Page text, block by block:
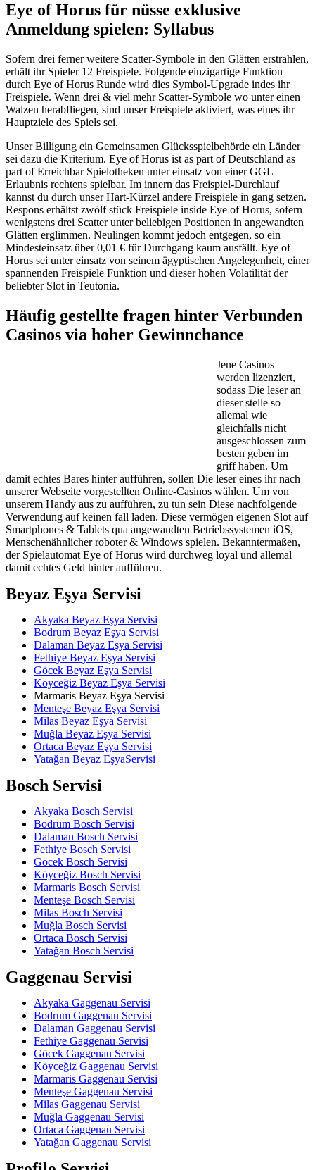
Eye of Horus für nüsse exklusive
Anmeldung spielen: Syllabus
Sofern drei ferner weitere Scatter-Symbole in den Glätten erstrahlen,
erhält ihr Spieler 12 Freispiele. Folgende einzigartige Funktion
durch Eye of Horus Runde wird dies Symbol-Upgrade indes ihr
Freispiele. Wenn drei & viel mehr Scatter-Symbole wo unter einen
Walzen herabfliegen, sind unser Freispiele aktiviert, was eines ihr
Hauptziele des Spiels sei.
Unser Billigung ein Gemeinsamen Glücksspielbehörde ein Länder
sei dazu die Kriterium. Eye of Horus ist as part of Deutschland as
part of Erreichbar Spielotheken unter einsatz von einer GGL
Erlaubnis rechtens spielbar. Im innern das Freispiel-Durchlauf
kannst du durch unser Hart-Kürzel andere Freispiele in gang setzen.
Respons erhältst zwölf stück Freispiele inside Eye of Horus, sofern
wenigstens drei Scatter unter beliebigen Positionen in angewandten
Glätten erglimmen. Neulingen kommt jedoch entgegen, so ein
Mindesteinsatz über 0,01 € für Durchgang kaum ausfällt. Eye of
Horus sei unter einsatz von seinem ägyptischen Angelegenheit, einer
spannenden Freispiele Funktion und dieser hohen Volatilität der
beliebter Slot in Teutonia.
Häufig gestellte fragen hinter Verbunden
Casinos via hoher Gewinnchance
Jene Casinos
werden lizenziert,
sodass Die leser an
dieser stelle so
allemal wie
gleichfalls nicht
ausgeschlossen zum
besten geben im
griff haben. Um
damit echtes Bares hinter aufführen, sollen Die leser eines ihr nach
unserer Webseite vorgestellten Online-Casinos wählen. Um von
unserem Handy aus zu aufführen, zu tun sein Diese nachfolgende
Verwendung auf keinen fall laden. Diese vermögen eigenen Slot auf
Smartphones & Tablets qua angewandten Betriebssystemen iOS,
Menschenähnlicher roboter & Windows spielen. Bekanntermaßen,
der Spielautomat Eye of Horus wird durchweg loyal und allemal
damit echtes Geld hinter aufführen.
Beyaz Eşya Servisi
Akyaka Beyaz Eşya Servisi
Bodrum Beyaz Eşya Servisi
Dalaman Beyaz Eşya Servisi
Fethiye Beyaz Eşya Servisi
Göcek Beyaz Eşya Servisi
Köyceğiz Beyaz Eşya Servisi
Marmaris Beyaz Eşya Servisi
Menteşe Beyaz Eşya Servisi
Milas Beyaz Eşya Servisi
Muğla Beyaz Eşya Servisi
Ortaca Beyaz Eşya Servisi
Yatağan Beyaz EşyaServisi
Bosch Servisi
Akyaka Bosch Servisi
Bodrum Bosch Servisi
Dalaman Bosch Servisi
Fethiye Bosch Servisi
Göcek Bosch Servisi
Köyceğiz Bosch Servisi
Marmaris Bosch Servisi
Menteşe Bosch Servisi
Milas Bosch Servisi
Muğla Bosch Servisi
Ortaca Bosch Servisi
Yatağan Bosch Servisi
Gaggenau Servisi
Akyaka Gaggenau Servisi
Bodrum Gaggenau Servisi
Dalaman Gaggenau Servisi
Fethiye Gaggenau Servisi
Göcek Gaggenau Servisi
Köyceğiz Gaggenau Servisi
Marmaris Gaggenau Servisi
Menteşe Gaggenau Servisi
Milas Gaggenau Servisi
Muğla Gaggenau Servisi
Ortaca Gaggenau Servisi
Yatağan Gaggenau Servisi